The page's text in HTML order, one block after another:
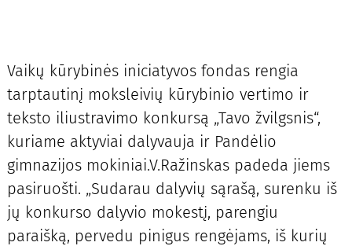
Vaikų kūrybinės iniciatyvos fondas rengia
tarptautinį moksleivių kūrybinio vertimo ir
teksto iliustravimo konkursą „Tavo žvilgsnis“,
kuriame aktyviai dalyvauja ir Pandėlio
gimnazijos mokiniai.V.Ražinskas padeda jiems
pasiruošti. „Sudarau dalyvių sąrašą, surenku iš
jų konkurso dalyvio mokestį, parengiu
paraišką, pervedu pinigus rengėjams, iš kurių